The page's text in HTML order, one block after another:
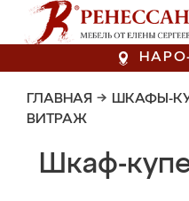
ГЛАВНАЯ → ШКАФЫ-
ВИТРАЖ
Шкаф-